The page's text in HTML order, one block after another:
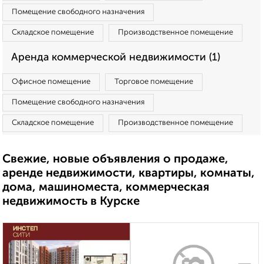
Помещение свободного назначения
Складское помещение Производственное помещение
Аренда коммерческой недвижимости (1)
Офисное помещение Торговое помещение
Помещение свободного назначения
Складское помещение Производственное помещение
Свежие, новые объявления о продаже,
аренде недвижимости, квартиры, комнаты,
дома, машиноместа, коммерческая
недвижимость в Курске